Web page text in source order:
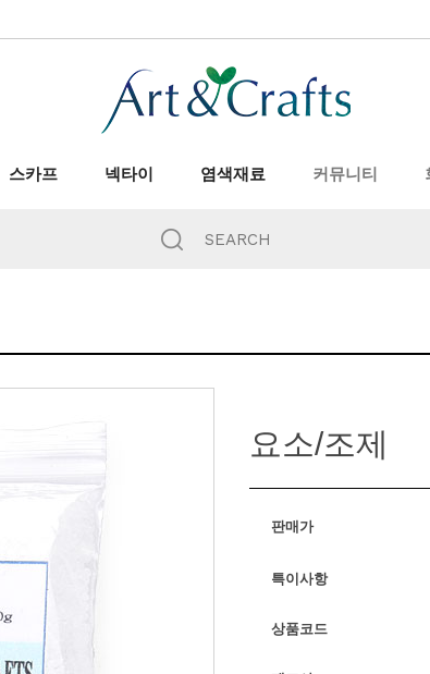
스카프 넥타이 염색재료 커뮤니티
요소/조제
판매가
특이사항
상품코드